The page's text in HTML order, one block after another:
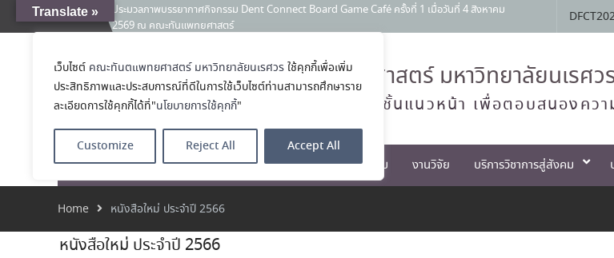
เว็บไซต์ คณะทันตแพทยศาสตร์ มหาวิทยาลัยนเรศวร ใช้คุกกี้เพื่อเพิ่ม
ประสิทธิภาพและประสบการณ์ที่ดีในการใช้เว็บไซต์ท่านสามารถศึกษาราย
ละเอียดการใช้คุกกี้ได้ที่"นโยบายการใช้คุกกี้"
Customize Reject All Accept All
News:
ประมวลภาพบรรยากาศกิจกรรม Dent Connect Board Game Café ครั้งที่ 1 เมื่อวันที่ 4 สิงหาคม
2569 ณ คณะทันแพทยศาสตร์
และหลักสูตรประกาศนียบัตรผู้ช่วยทันตแพทย์ ในโครงการ Open House 2026 กิจกรรม NU Explore:
เคลียร์ตัวตน ค้นหาตัวเอง
ประกาศคณะทันตแพทยศาสตร์ มหาวิทยาลัยนเรศวร เรื่อง ผู้ผ่านการสอบแข่งขันเข้าเป็นพนักงานราชการ
(เงินรายได้) ตำแหน่ง ผู้ปฏิบัติงานทันตกรรม
คณะทันตแพทยศาสตร์ มหาวิทยาลัยนเรศว
โรงเรียนทันตแพทย์ชั้นแนวหน้า เพื่อตอบสนองคว
หน้าแรก เกี่ยวกับ หลักสูตร โรงพยาบาลทันตกรรม งานวิจัย บริการวิชาการสู่สังคม
Home หนังสือใหม่ ประจำปี 2566
หนังสือใหม่ ประจำปี 2566
Translate »